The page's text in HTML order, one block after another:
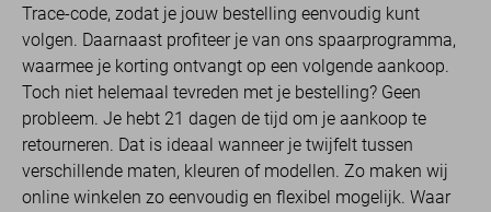
Trace-code, zodat je jouw bestelling eenvoudig kunt
volgen. Daarnaast profiteer je van ons spaarprogramma,
waarmee je korting ontvangt op een volgende aankoop.
Toch niet helemaal tevreden met je bestelling? Geen
probleem. Je hebt 21 dagen de tijd om je aankoop te
retourneren. Dat is ideaal wanneer je twijfelt tussen
verschillende maten, kleuren of modellen. Zo maken wij
online winkelen zo eenvoudig en flexibel mogelijk. Waar